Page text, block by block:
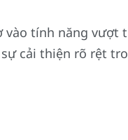
tính năng vượt
cải thiện rõ rệt